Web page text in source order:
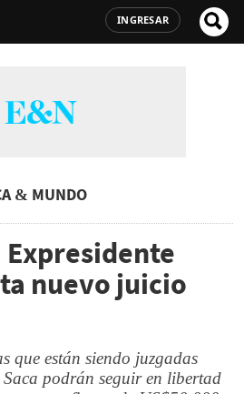
INGRESAR
& MUNDO
nuevo juicio
que están siendo juzgadas
podrán seguir en libertad